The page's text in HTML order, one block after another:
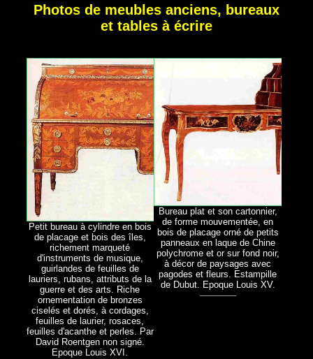
Photos de meubles anciens, bureaux
et tables à écrire
Petit bureau à cylindre en bois
de placage et bois des îles,
richement marqueté
d'instruments de musique,
guirlandes de feuilles de
lauriers, rubans, attributs de la
guerre et des arts. Riche
ornementation de bronzes
ciselés et dorés, à cordages,
feuilles de laurier, rosaces,
feuilles d'acanthe et perles. Par
David Roentgen non signé.
Epoque Louis XVI.
Bureau plat et son cartonnier,
de forme mouvementée, en
bois de placage orné de petits
panneaux en laque de Chine
polychrome et or sur fond noir,
à décor de paysages avec
pagodes et fleurs. Estampille
de Dubut. Epoque Louis XV.